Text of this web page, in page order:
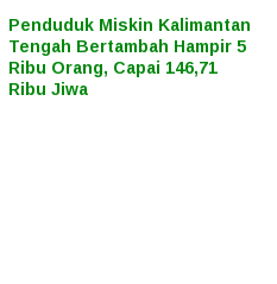
Penduduk Miskin Kalimantan
Tengah Bertambah Hampir 5
Ribu Orang, Capai 146,71
Ribu Jiwa